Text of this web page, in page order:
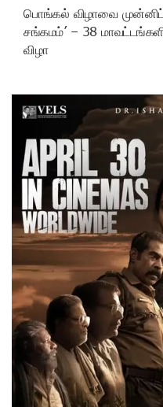
பொங்கல் விழாவை
சங்கமம்’ – 38
விழா